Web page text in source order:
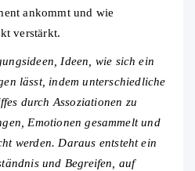
ankommt und wie
verstärkt.
Ideen, wie sich ein
lässt, indem unterschiedliche
durch Assoziationen zu
Emotionen gesammelt und
werden. Daraus entsteht ein
und Begreifen, auf